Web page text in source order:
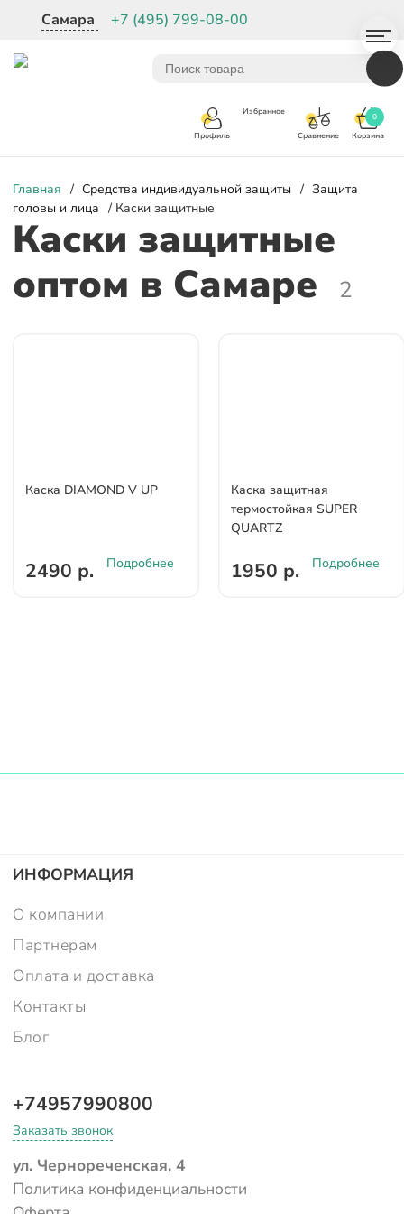
Самара +7 (495) 799-08-00
Профиль
Избранное
Сравнение Корзина
0
Главная / Средства индивидуальной защиты / Защита
головы и лица / Каски защитные
Каски защитные
оптом в Самаре 2
Каска DIAMOND V UP
2490 р. Подробнее
Каска защитная
термостойкая SUPER
QUARTZ
1950 р. Подробнее
ИНФОРМАЦИЯ
О компании
Партнерам
Оплата и доставка
Контакты
Блог
+74957990800
Заказать звонок
ул. Чернореченская, 4
Политика конфиденциальности